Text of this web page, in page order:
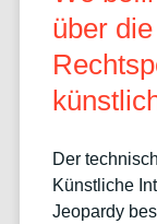
über
Der
Künstliche
Jeopardy